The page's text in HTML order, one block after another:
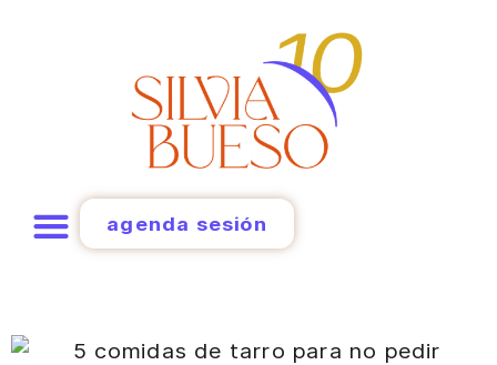
agenda sesión